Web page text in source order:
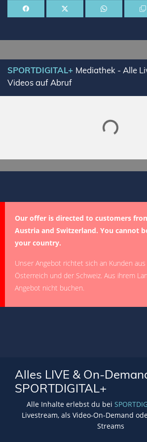
SPORTDIGITAL+ Mediathek - Alle
Videos auf Abruf
Lade SPORTDIGITAL+ Mediathek
Our offer is directed to customers
Austria and Switzerland. You cannot
your country.
Unser Angebot richtet sich an Kunden
Österreich und der Schweiz. Aus ihrem
Angebot nicht buchen.
Alles LIVE & On-
SPORTDIGITAL+
Alle Inhalte erlebst du bei
Livestream, als Video-On-Demand
Streams